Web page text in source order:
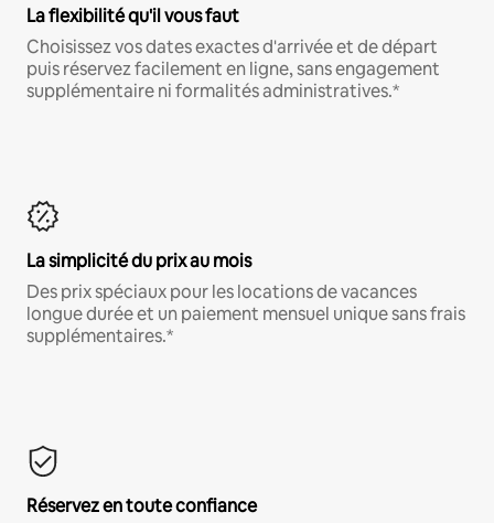
La flexibilité qu'il vous faut
Choisissez vos dates exactes d'arrivée et de départ
puis réservez facilement en ligne, sans engagement
supplémentaire ni formalités administratives.*
La simplicité du prix au mois
Des prix spéciaux pour les locations de vacances
longue durée et un paiement mensuel unique sans frais
supplémentaires.*
Réservez en toute confiance